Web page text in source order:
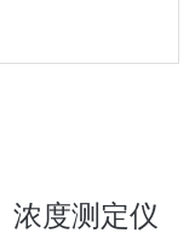
浓度测定仪